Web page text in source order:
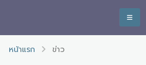
หน้าแรก ข่าว